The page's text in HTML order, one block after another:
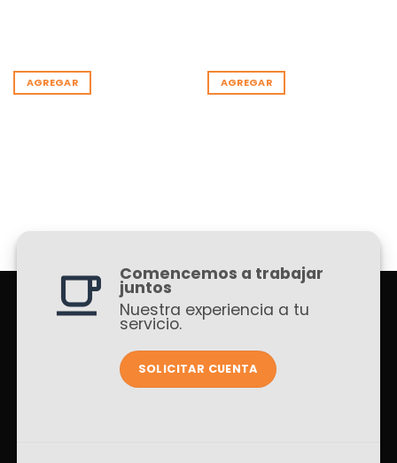
AGREGAR AGREGAR
Comencemos a trabajar
juntos
Nuestra experiencia a tu
servicio.
SOLICITAR CUENTA